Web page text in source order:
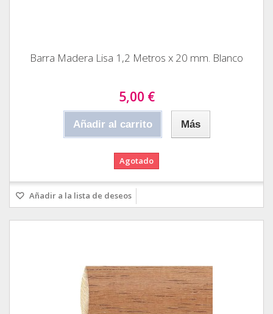
Barra Madera Lisa 1,2 Metros x 20 mm. Blanco
5,00 €
Añadir al carrito Más
Agotado
Añadir a la lista de deseos